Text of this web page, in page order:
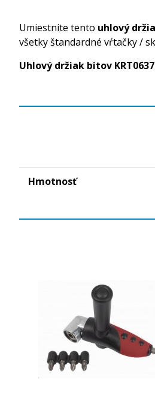
Umiestnite tento uhlový
všetky štandardné vŕtačky /
Uhlový držiak bitov
Hmotnosť